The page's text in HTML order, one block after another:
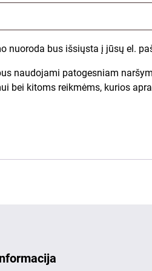
nuoroda bus išsiųsta į jūsų el.
naudojami patogesniam
bei kitoms reikmėms, kurios